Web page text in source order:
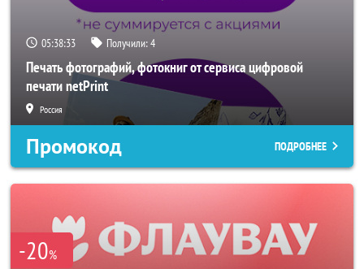
05:38:31 Получили:4
Печать фотографий, фотокниг от сервиса цифровой
печати netPrint
Россия
Промокод ПОДРОБНЕЕ
-20%